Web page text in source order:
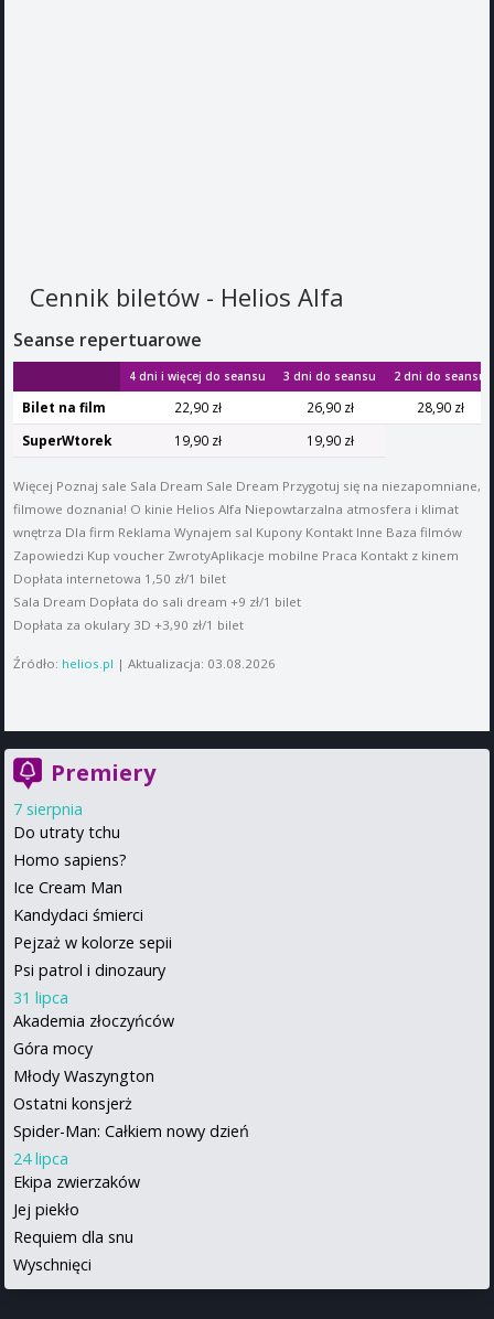
Cennik biletów - Helios Alfa
Seanse repertuarowe
4 dni i więcej do seansu 3 dni do seansu 2 dni do seansu
Bilet na film 22,90 zł 26,90 zł
28,90 zł
SuperWtorek
19,90 zł 19,90 zł
Więcej Poznaj sale Sala Dream Sale Dream Przygotuj się na niezapomniane,
filmowe doznania! O kinie Helios Alfa Niepowtarzalna atmosfera i klimat
wnętrza Dla firm Reklama Wynajem sal Kupony Kontakt Inne Baza filmów
Zapowiedzi Kup voucher ZwrotyAplikacje mobilne Praca Kontakt z kinem
Dopłata internetowa 1,50 zł/1 bilet
Sala Dream Dopłata do sali dream +9 zł/1 bilet
Dopłata za okulary 3D +3,90 zł/1 bilet
Źródło: helios.pl | Aktualizacja: 03.08.2026
Premiery
7 sierpnia
Do utraty tchu
Homo sapiens?
Ice Cream Man
Kandydaci śmierci
Pejzaż w kolorze sepii
Psi patrol i dinozaury
31 lipca
Akademia złoczyńców
Góra mocy
Młody Waszyngton
Ostatni konsjerż
Spider-Man: Całkiem nowy dzień
24 lipca
Ekipa zwierzaków
Jej piekło
Requiem dla snu
Wyschnięci